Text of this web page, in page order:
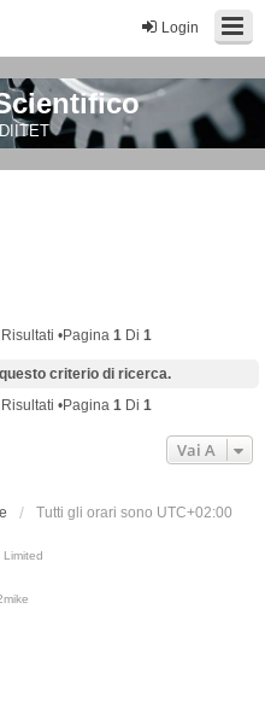
Login
•Pagina 1 Di 1
criterio di ricerca.
•Pagina 1 Di 1
Vai A
Tutti gli orari sono UTC+02:00